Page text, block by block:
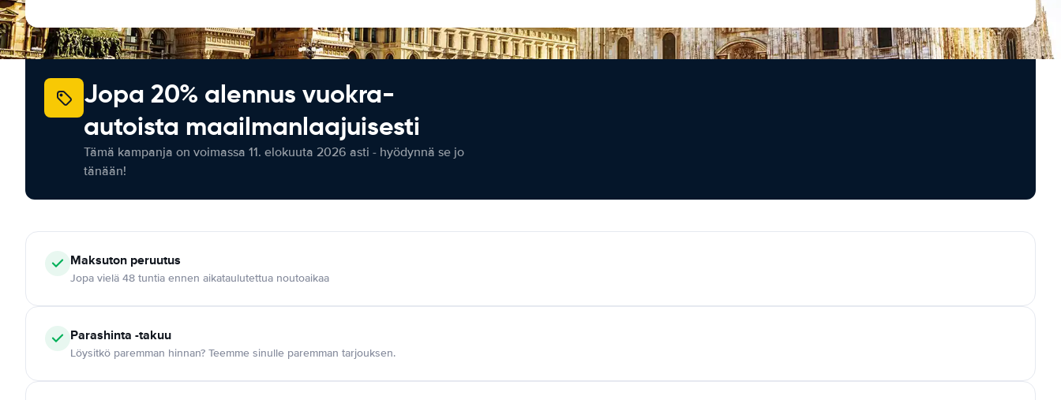
Jopa 20% alennus vuokra-
autoista maailmanlaajuisesti
Tämä kampanja on voimassa 11. elokuuta 2026 asti - hyödynnä se jo
tänään!
Maksuton peruutus
Jopa vielä 48 tuntia ennen aikataulutettua noutoaikaa
Parashinta -takuu
Löysitkö paremman hinnan? Teemme sinulle paremman tarjouksen.